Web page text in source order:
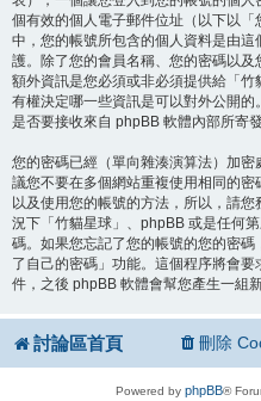
個有效的個人電子郵件位址（以下以「
中，您的帳號所包含的個人資料是由
護。除了您的會員名稱、您的密碼以
額外資訊是您必須或非必須提供給「
有權決定哪一些資訊是可以對外公開
是否要接收來自 phpBB 軟體內部所寄
您的密碼已經（單向雜湊演算法）加
議您不要在多個網站重複使用相同的
以及使用您的帳號的方法，所以，請
況下「竹貓星球」、phpBB 或是任何
碼。如果您忘記了您的帳號的您的密
了自己的密碼」功能。這個程序將會
件，之後 phpBB 軟體會幫您產生一組
討論區首頁 刪除
Powered by phpBB®